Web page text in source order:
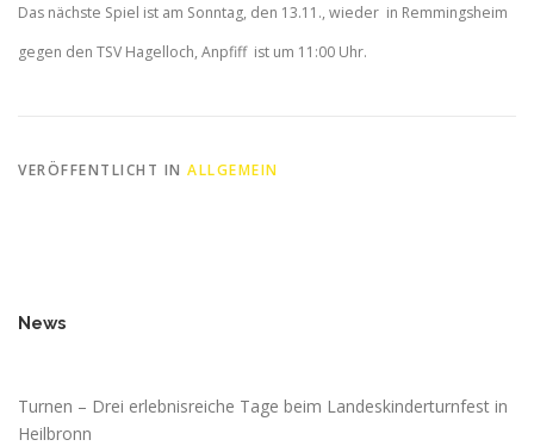
Das nächste Spiel ist am Sonntag, den 13.11., wieder in Remmingsheim
gegen den TSV Hagelloch, Anpfiff ist um 11:00 Uhr.
VERÖFFENTLICHT IN ALLGEMEIN
News
Turnen – Drei erlebnisreiche Tage beim Landeskinderturnfest in
Heilbronn